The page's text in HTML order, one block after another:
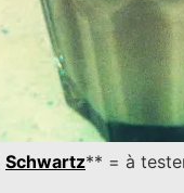
Schwartz** = à